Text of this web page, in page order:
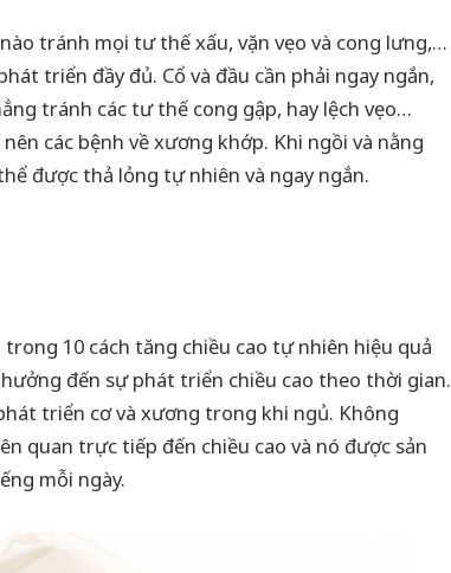
tránh mọi tư thế xấu, vặn vẹo và cong lưng,…
triển đầy đủ. Cổ và đầu cần phải ngay ngắn,
tránh các tư thế cong gập, hay lệch vẹo…
các bệnh về xương khớp. Khi ngồi và nằng
được thả lỏng tự nhiên và ngay ngắn.
10 cách tăng chiều cao tự nhiên hiệu quả
đến sự phát triển chiều cao theo thời gian.
triển cơ và xương trong khi ngủ. Không
quan trực tiếp đến chiều cao và nó được sản
mỗi ngày.